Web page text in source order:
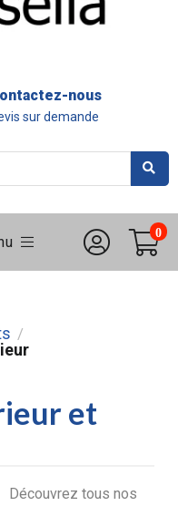
nous
sur demande
0
/
et
Découvrez tous nos